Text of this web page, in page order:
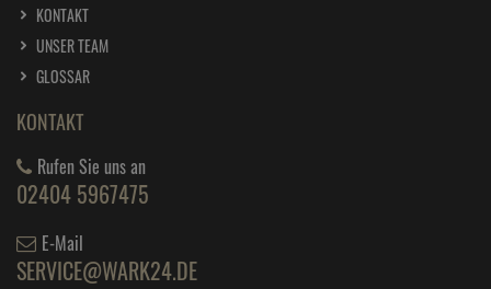
KONTAKT
UNSER TEAM
GLOSSAR
KONTAKT
Rufen Sie uns an
02404 5967475
E-Mail
SERVICE@WARK24.DE